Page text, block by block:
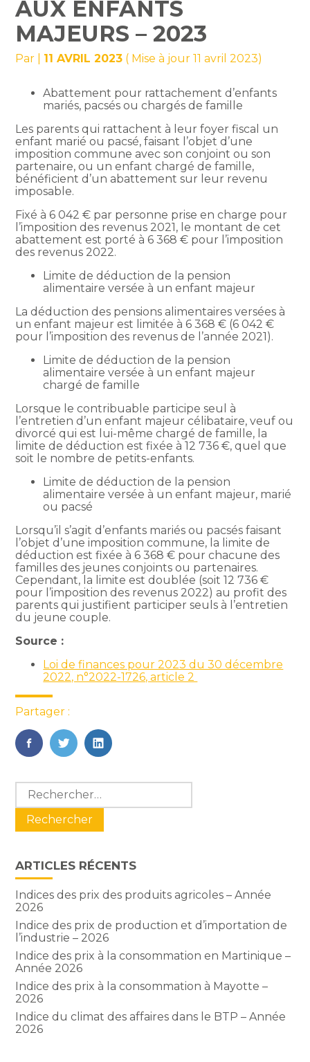
AUX ENFANTS
MAJEURS – 2023
Par 11 AVRIL 2023 ( Mise à jour 11 avril 2023)
Abattement pour rattachement d’enfants
mariés, pacsés ou chargés de famille
Les parents qui rattachent à leur foyer fiscal un
enfant marié ou pacsé, faisant l’objet d’une
imposition commune avec son conjoint ou son
partenaire, ou un enfant chargé de famille,
bénéficient d’un abattement sur leur revenu
imposable.
Fixé à 6 042 € par personne prise en charge pour
l’imposition des revenus 2021, le montant de cet
abattement est porté à 6 368 € pour l’imposition
des revenus 2022.
Limite de déduction de la pension
alimentaire versée à un enfant majeur
La déduction des pensions alimentaires versées à
un enfant majeur est limitée à 6 368 € (6 042 €
pour l’imposition des revenus de l’année 2021).
Limite de déduction de la pension
alimentaire versée à un enfant majeur
chargé de famille
Lorsque le contribuable participe seul à
l’entretien d’un enfant majeur célibataire, veuf ou
divorcé qui est lui-même chargé de famille, la
limite de déduction est fixée à 12 736 €, quel que
soit le nombre de petits-enfants.
Limite de déduction de la pension
alimentaire versée à un enfant majeur, marié
ou pacsé
Lorsqu’il s’agit d’enfants mariés ou pacsés faisant
l’objet d’une imposition commune, la limite de
déduction est fixée à 6 368 € pour chacune des
familles des jeunes conjoints ou partenaires.
Cependant, la limite est doublée (soit 12 736 €
pour l’imposition des revenus 2022) au profit des
parents qui justifient participer seuls à l’entretien
du jeune couple.
Source :
Loi de finances pour 2023 du 30 décembre
2022, n°2022-1726, article 2
Partager :
FaceBook
TwitterLinkedIn
Blog
sidebar
Rechercher :
ARTICLES RÉCENTS
Indices des prix des produits agricoles – Année
2026
Indice des prix de production et d’importation de
l’industrie – 2026
Indice des prix à la consommation en Martinique –
Année 2026
Indice des prix à la consommation à Mayotte –
2026
Indice du climat des affaires dans le BTP – Année
2026